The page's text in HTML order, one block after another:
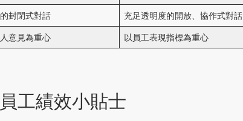
封閉式對話 充足透明度的開放、協作式對話
意見為重心 以員工表現指標為重心
工績效小貼士